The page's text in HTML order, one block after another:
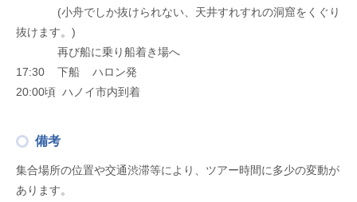
(小舟でしか抜けられない、天井すれすれの洞窟をくぐり
抜けます。)
再び船に乗り船着き場へ
17:30 下船 ハロン発
20:00頃 ハノイ市内到着
備考
集合場所の位置や交通渋滞等により、ツアー時間に多少の変動が
あります。